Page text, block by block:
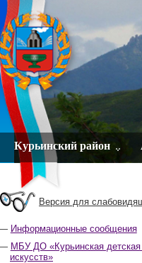
Курьинский район
Версия для
Информационные сообщения
МБУ ДО «Курьинская
искусств»